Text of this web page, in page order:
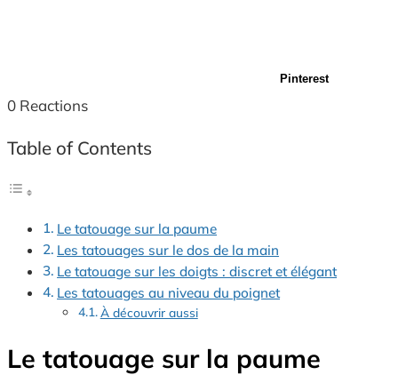
Pinterest
0 Reactions
Table of Contents
Le tatouage sur la paume
Les tatouages sur le dos de la main
Le tatouage sur les doigts : discret et élégant
Les tatouages au niveau du poignet
À découvrir aussi
Le tatouage sur la paume